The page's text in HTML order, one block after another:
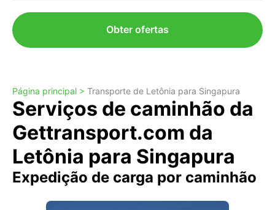
Obter ofertas
Página principal > Transporte de Letônia para Singapura
Serviços de caminhão da
Gettransport.com da
Letônia para Singapura
Expedição de carga por caminhão